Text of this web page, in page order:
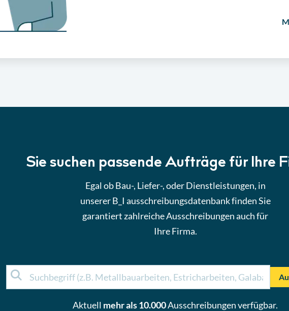
Sie suchen passende Aufträge für Ihre
Egal ob Bau-, Liefer-, oder Dienstleistungen, in
unserer B_I ausschreibungsdatenbank finden Sie
garantiert zahlreiche Ausschreibungen auch für
Ihre Firma.
Aktuell mehr als 10.000Ausschreibungen verfügbar.